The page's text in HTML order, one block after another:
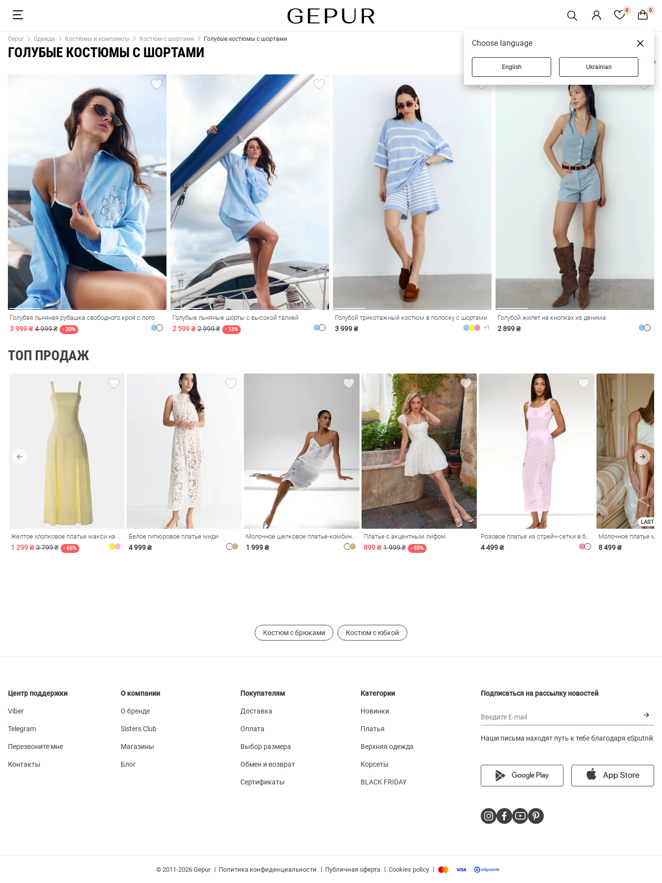
0 0
Сарафаны
Gepur Одежда Костюмы и комплекты Костюм с шортами Голубые костюмы с шортами
ГОЛУБЫЕ КОСТЮМЫ С ШОРТАМИ
4 товаров
Голубая льняная рубашка свободного кроя с лого
3 999 ₴ 4 999 ₴ - 20%
Голубые льняные шорты с высокой талией
2 599 ₴ 2 999 ₴ - 13%
Голубой трикотажный костюм в полоску с шортами
3 999 ₴ +1
Голубой жилет на кнопках из денима
2 899 ₴
ТОП ПРОДАЖ
1 299 ₴ 3 799 ₴ - 66%
Белое гипюровое платье миди
4 999 ₴ 1 999 ₴
Платье с акцентным лифом
899 ₴ 1 999 ₴ - 55% 4 499 ₴
LAST
8 499 ₴
Костюм с брюками Костюм с юбкой
Центр поддержки
Viber
Telegram
Перезвоните мне
Контакты
О компании
О бренде
Sisters Club
Магазины
Блог
Покупателям
Доставка
Оплата
Выбор размера
Обмен и возврат
Сертификаты
Категории
Новинки
Платья
Верхняя одежда
Корсеты
BLACK FRIDAY
Подписаться на рассылку новостей
Введите E-mail
Наши письма находят путь к тебе благодаря eSputnik
© 2011-2026 Gepur | Политика конфиденциальности | Публичная оферта | Cookies policy |
Choose language
English Ukrainian